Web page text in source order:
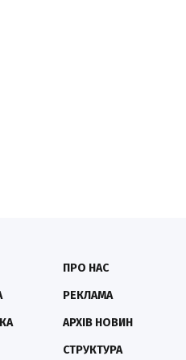
ПРО НАС
РЕКЛАМА
АРХІВ НОВИН
СТРУКТУРА